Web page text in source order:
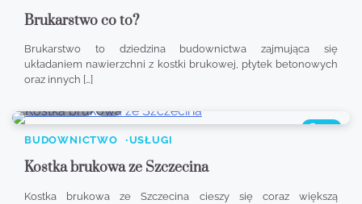
Brukarstwo co to?
Brukarstwo to dziedzina budownictwa zajmująca się
układaniem nawierzchni z kostki brukowej, płytek betonowych
oraz innych […]
653
BUDOWNICTWO
USŁUGI
Kostka brukowa ze Szczecina
Kostka brukowa ze Szczecina cieszy się coraz większą